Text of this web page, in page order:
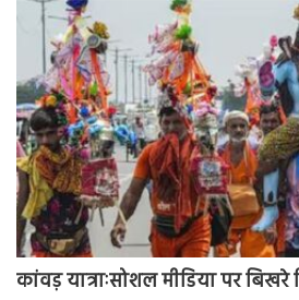
कांवड़ यात्राःसोशल मीडिया पर